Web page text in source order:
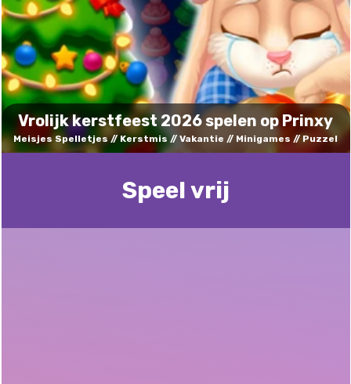
Vrolijk kerstfeest 2026 spelen op Prinxy
Meisjes Spelletjes Kerstmis Vakantie Minigames Puzzel
Speel vrij